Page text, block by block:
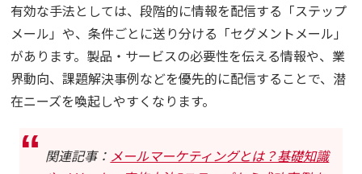
有効な手法としては、段階的に情報を配信する「ステップ
メール」や、条件ごとに送り分ける「セグメントメール」
があります。製品・サービスの必要性を伝える情報や、業
界動向、課題解決事例などを優先的に配信することで、潜
在ニーズを喚起しやすくなります。
関連記事： メールマーケティングとは？基礎知識